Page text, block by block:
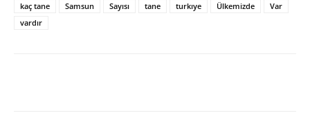
kaç tane
Samsun Sayısı tane turkıye Ülkemizde
Var
vardır